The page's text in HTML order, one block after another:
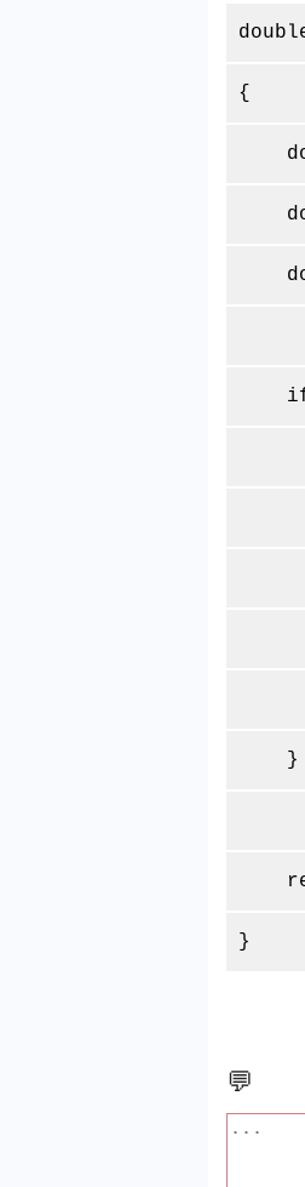
{
if(
}
}
💬